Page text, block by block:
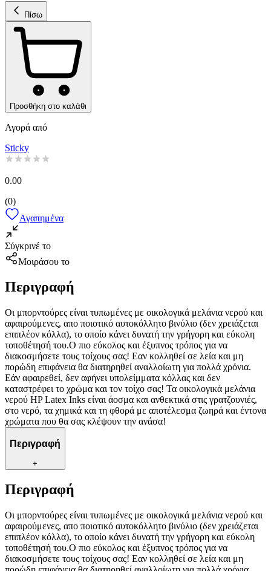
Πίσω
Προσθήκη στο καλάθι
Αγορά από
Sticky
0.00
(0)
Αγαπημένα
Σύγκρινέ το
Μοιράσου το
Περιγραφή
Οι μπορντούρες είναι τυπωμένες με οικολογικά μελάνια νερού και
αφαιρούμενες, απο ποιοτικό αυτοκόλλητο βινύλιο (δεν χρειάζεται
επιπλέον κόλλα), το οποίο κάνει δυνατή την γρήγορη και εύκολη
τοποθέτησή του.Ο πιο εύκολος και έξυπνος τρόπος για να
διακοσμήσετε τους τοίχους σας! Εαν κολληθεί σε λεία και μη
πορώδη επιφάνεια θα διατηρηθεί αναλλοίωτη για πολλά χρόνια.
Εάν αφαιρεθεί, δεν αφήνει υπολείμματα κόλλας και δεν
καταστρέφει το χρώμα και τον τοίχο σας! Τα οικολογικά μελάνια
νερού HP Latex Inks είναι άοσμα και ανθεκτικά στις γρατζουνιές,
στο νερό, τα χημικά και τη φθορά με αποτέλεσμα ζωηρά και έντονα
χρώματα που θα σας κλέψουν την ανάσα!
Περιγραφή
+
Περιγραφή
Οι μπορντούρες είναι τυπωμένες με οικολογικά μελάνια νερού και
αφαιρούμενες, απο ποιοτικό αυτοκόλλητο βινύλιο (δεν χρειάζεται
επιπλέον κόλλα), το οποίο κάνει δυνατή την γρήγορη και εύκολη
τοποθέτησή του.Ο πιο εύκολος και έξυπνος τρόπος για να
διακοσμήσετε τους τοίχους σας! Εαν κολληθεί σε λεία και μη